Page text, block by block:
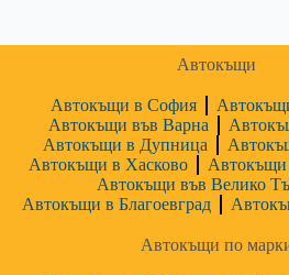
Автокъщи
Автокъщи в София
Автокъщи във Варна
Автокъщи в Дупница
Автокъщи в Хасково
Автокъщи
Автокъщи във Велико
Автокъщи в Благоевград
Автокъщи по